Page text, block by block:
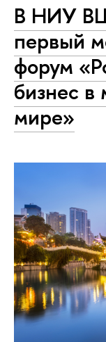
В НИУ
первый
форум
бизнес в
мире»